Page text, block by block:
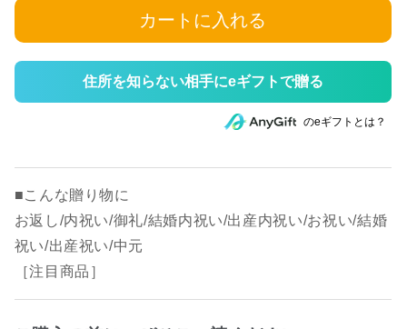
カートに入れる
住所を知らない相手にeギフトで贈る
のeギフトとは？
■こんな贈り物に
お返し/内祝い/御礼/結婚内祝い/出産内祝い/お祝い/結婚
祝い/出産祝い/中元
［注目商品］